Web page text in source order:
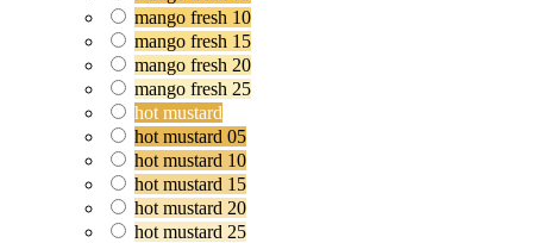
mango fresh 10
mango fresh 15
mango fresh 20
mango fresh 25
hot mustard
hot mustard 05
hot mustard 10
hot mustard 15
hot mustard 20
hot mustard 25